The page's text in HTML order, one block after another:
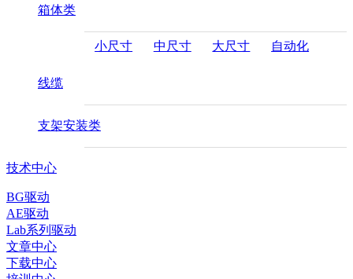
箱体类
小尺寸 中尺寸 大尺寸 自动化
线缆
支架安装类
技术中心
BG驱动
AE驱动
Lab系列驱动
文章中心
下载中心